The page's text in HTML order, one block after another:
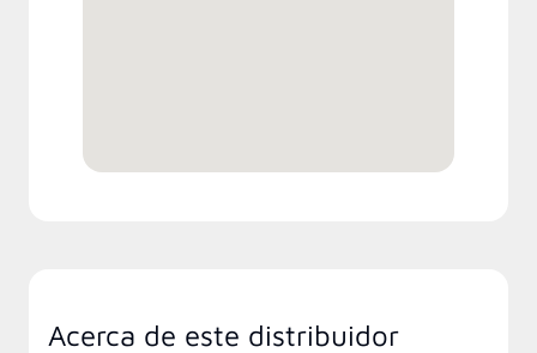
Acerca de este distribuidor